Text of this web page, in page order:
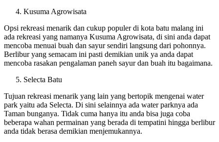
Kusuma Agrowisata
Opsi rekreasi menarik dan cukup populer di kota batu malang ini
ada rekreasi yang namanya Kusuma Agrowisata, di sini anda dapat
mencoba menuai buah dan sayur sendiri langsung dari pohonnya.
Berlibur yang semacam ini pasti demikian unik ya anda dapat
mencoba rasakan pengalaman paneh sayur dan buah itu bagaimana.
Selecta Batu
Tujuan rekreasi menarik yang lain yang bertopik mengenai water
park yaitu ada Selecta. Di sini selainnya ada water parknya ada
Taman bunganya. Tidak cuma hanya itu anda bisa juga coba
beberapa wahan permainan yang berada di tempatini hingga berlibur
anda tidak berasa demikian menjemukannya.